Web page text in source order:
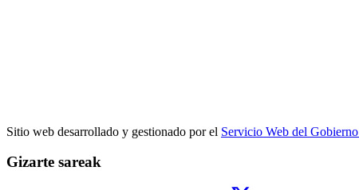
Sitio web desarrollado y gestionado por el Servicio Web del
Gizarte sareak